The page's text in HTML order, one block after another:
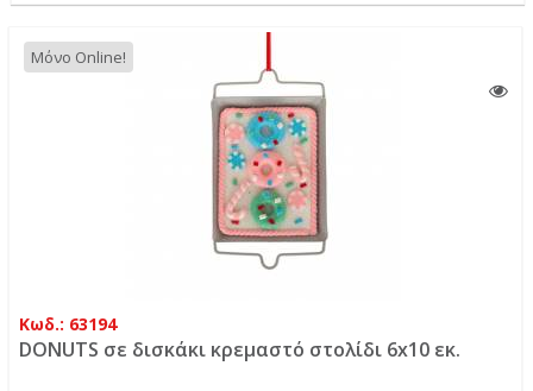
Μόνο Online!
Κωδ.: 63194
DONUTS σε δισκάκι κρεμαστό στολίδι 6x10 εκ.